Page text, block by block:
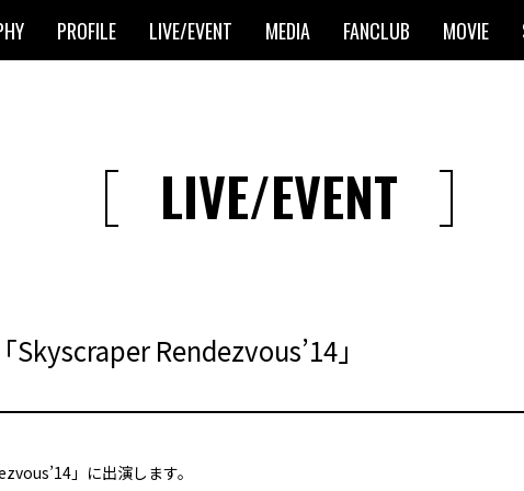
PROFILE LIVE/EVENT MEDIA FANCLUB MOVIE
LIVE/EVENT
Rendezvous’14」
」に出演します。